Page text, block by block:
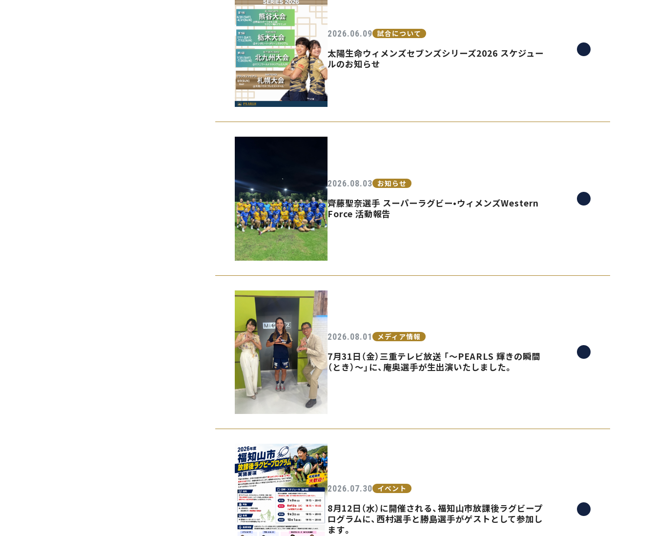
2026.06.09 試合について
太陽生命ウィメンズセブンズシリーズ2026 スケジュー
ルのお知らせ
2026.08.03 お知らせ
齊藤聖奈選手 スーパーラグビー•ウィメンズWestern
Force 活動報告
2026.08.01 メディア情報
7月31日（金）三重テレビ放送 「〜PEARLS 輝きの瞬間
（とき）〜」に、庵奥選手が生出演いたしました。
2026.07.30 イベント
8月12日（水）に開催される、福知山市放課後ラグビープ
ログラムに、西村選手と勝島選手がゲストとして参加し
ます。